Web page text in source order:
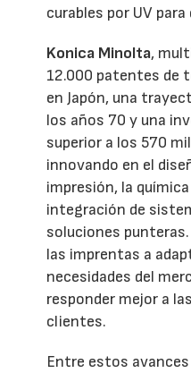
curables por UV
Konica Minolta,
12.000 patentes de
en Japón, una
los años 70 y una
superior a los 570
innovando en el
impresión, la
integración de
soluciones
las imprentas a
necesidades del
responder mejor a
clientes.
Entre estos